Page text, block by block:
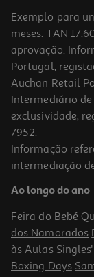
Capa
39.99 €/un
39,99 €
Exemplo para
meses. TAN
aprovação.
Portugal,
Auchan Retail
Intermediário
exclusividade,
7952.
Informação
intermediação
Ao longo do ano
Feira do Bebé
dos Namorados
às Aulas
Boxing Days